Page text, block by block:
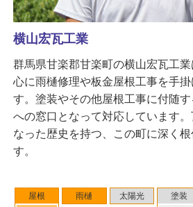
屋根
雨樋 太陽光
塗装
横山宏瓦工業
群馬県甘楽郡甘楽町の横山宏瓦工
心に雨樋修理や板金屋根工事を手
す。塗装やその他屋根工事に付随
への窓口となって対応しています
なった歴史を持つ、この町に深く
す。